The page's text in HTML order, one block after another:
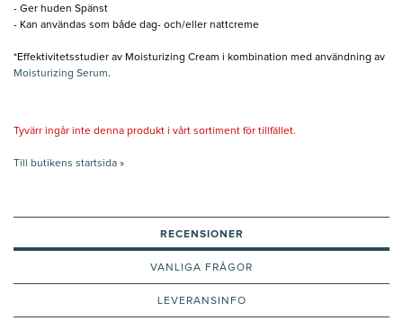
- Ger huden Spänst
- Kan användas som både dag- och/eller nattcreme
*Effektivitetsstudier av Moisturizing Cream i kombination med användning av
Moisturizing Serum.
Tyvärr ingår inte denna produkt i vårt sortiment för tillfället.
Till butikens startsida »
RECENSIONER
VANLIGA FRÅGOR
LEVERANSINFO